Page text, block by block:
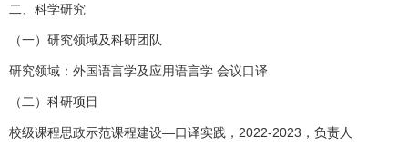
二、科学研究
（一）研究领域及科研团队
研究领域：外国语言学及应用语言学 会议口译
（二）科研项目
校级课程思政示范课程建设—口译实践，2022-2023，负责人